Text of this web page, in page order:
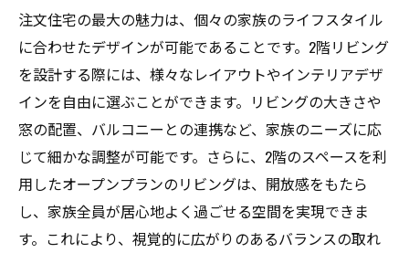
注文住宅の最大の魅力は、個々の家族のライフスタイル
に合わせたデザインが可能であることです。2階リビング
を設計する際には、様々なレイアウトやインテリアデザ
インを自由に選ぶことができます。リビングの大きさや
窓の配置、バルコニーとの連携など、家族のニーズに応
じて細かな調整が可能です。さらに、2階のスペースを利
用したオープンプランのリビングは、開放感をもたら
し、家族全員が居心地よく過ごせる空間を実現できま
す。これにより、視覚的に広がりのあるバランスの取れ